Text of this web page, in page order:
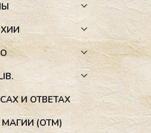
И ОТВЕТАХ
(ОТМ)